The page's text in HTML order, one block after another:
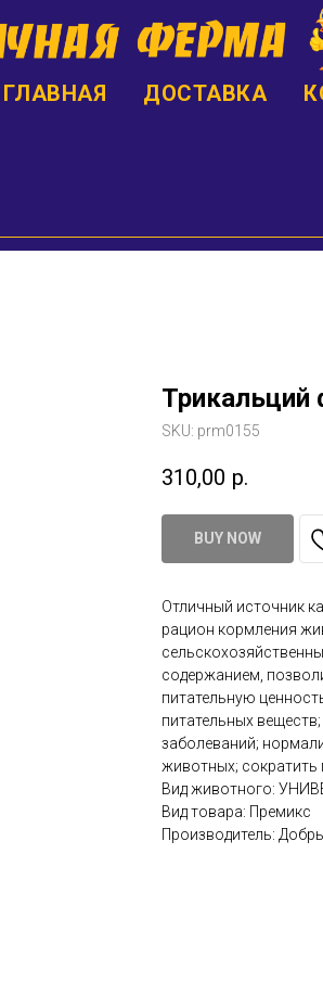
ГЛАВНАЯ ДОСТАВКА
Трикальций
SKU: prm0155
310,00 р.
BUY NOW
Отличный источник
рацион кормления
содержанием,
питательную
питательных
заболеваний;
животных; сократить
Вид животного:
Вид товара: Премикс
Производитель: